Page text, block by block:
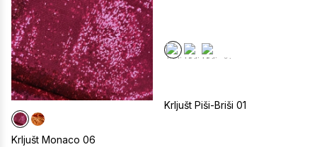
Krljušt Monaco 06
Krljušt Piši-Briši 01